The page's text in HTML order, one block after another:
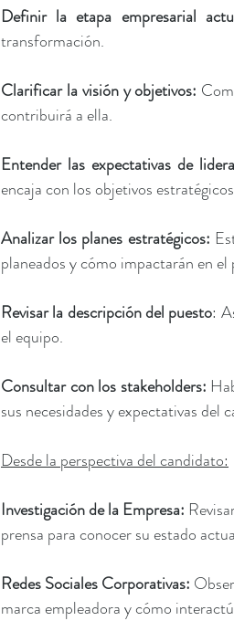
Definir la etapa empresarial
transformación.
Clarificar la visión y objetivos:
contribuirá a ella.
Entender las expectativas de
encaja con los objetivos
Analizar los planes estratégicos:
planeados y cómo impactarán en el
Revisar la descripción del puesto:
el equipo.
Consultar con los stakeholders:
sus necesidades y expectativas del
Desde la perspectiva del candidato:
Investigación de la Empresa:
prensa para conocer su estado
Redes Sociales Corporativas:
marca empleadora y cómo